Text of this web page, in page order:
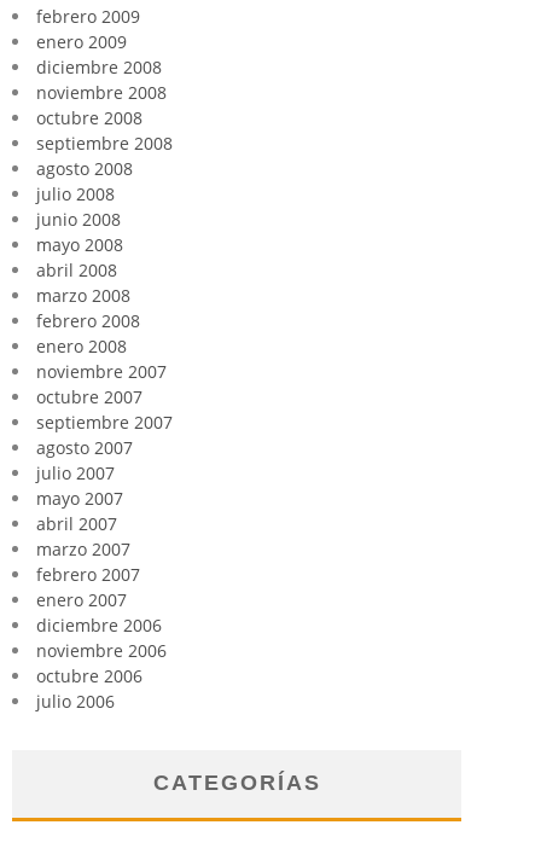
febrero 2009
enero 2009
diciembre 2008
noviembre 2008
octubre 2008
septiembre 2008
agosto 2008
julio 2008
junio 2008
mayo 2008
abril 2008
marzo 2008
febrero 2008
enero 2008
noviembre 2007
octubre 2007
septiembre 2007
agosto 2007
julio 2007
mayo 2007
abril 2007
marzo 2007
febrero 2007
enero 2007
diciembre 2006
noviembre 2006
octubre 2006
julio 2006
CATEGORÍAS